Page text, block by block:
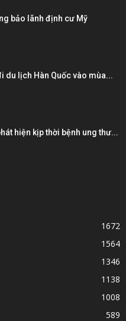
bảo lãnh định cư Mỹ
du lịch Hàn Quốc vào mùa...
hiện kịp thời bệnh ung thư...
1672
1564
1346
1138
1008
589